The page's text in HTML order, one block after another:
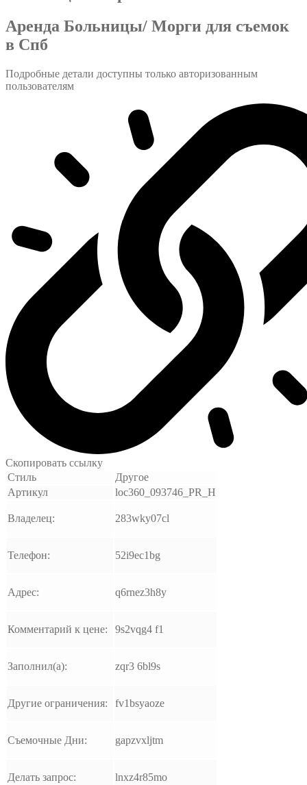
Аренда Больницы/ Морги для съемок
в Спб
Подробные детали доступны только авторизованным
пользователям
Скопировать ссылку
Стиль
Другое
Артикул
loc360_093746_PR_H
Владелец: 283wky07cl
Телефон: 52i9ec1bg
Адрес: q6rnez3h8y
Комментарий к цене: 9s2vqg4 f1
Заполнил(а): zqr3 6bl9s
Другие ограничения: fv1bsyaoze
Съемочные Дни: gapzvxljtm
Делать запрос: lnxz4r85mo